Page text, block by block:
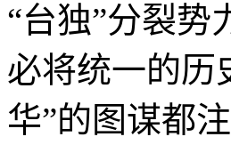
“台独”分裂势
必将统一的历
华”的图谋都